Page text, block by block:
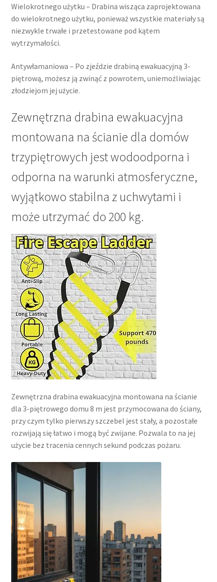
Wielokrotnego użytku – Drabina wisząca zaprojektowana
do wielokrotnego użytku, ponieważ wszystkie materiały są
niezwykle trwałe i przetestowane pod kątem
wytrzymałości.
Antywłamaniowa – Po zjeździe drabiną ewakuacyjną 3-
piętrową, możesz ją zwinąć z powrotem, uniemożliwiając
złodziejom jej użycie.
Zewnętrzna drabina ewakuacyjna
montowana na ścianie dla domów
trzypiętrowych jest wodoodporna i
odporna na warunki atmosferyczne,
wyjątkowo stabilna z uchwytami i
może utrzymać do 200 kg.
Zewnętrzna drabina ewakuacyjna montowana na ścianie
dla 3-piętrowego domu 8 m jest przymocowana do ściany,
przy czym tylko pierwszy szczebel jest stały, a pozostałe
rozwijają się łatwo i mogą być zwijane. Pozwala to na jej
użycie bez tracenia cennych sekund podczas pożaru.